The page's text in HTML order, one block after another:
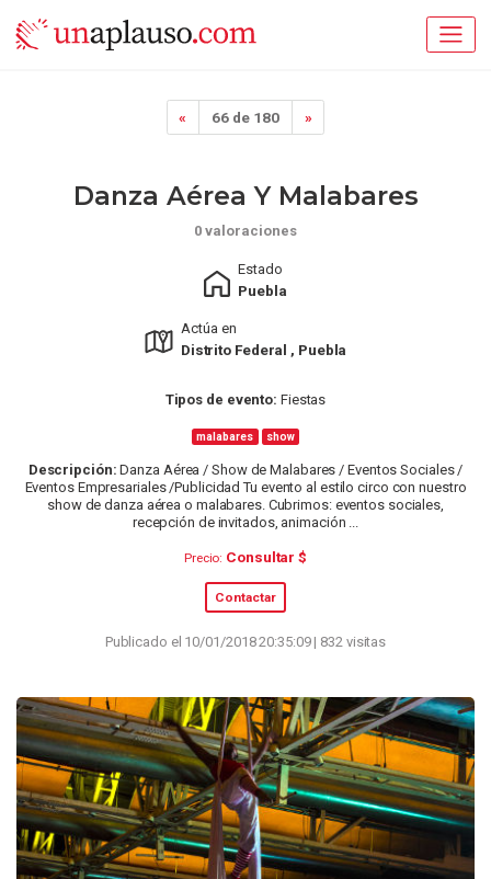
« 66 de 180 »
Danza Aérea Y Malabares
0 valoraciones
Estado
Puebla
Actúa en
Distrito Federal , Puebla
Tipos de evento: Fiestas
malabares show
Descripción: Danza Aérea / Show de Malabares / Eventos Sociales /
Eventos Empresariales /Publicidad Tu evento al estilo circo con nuestro
show de danza aérea o malabares. Cubrimos: eventos sociales,
recepción de invitados, animación ...
Precio: Consultar $
Contactar
Publicado el 10/01/2018 20:35:09 | 832 visitas